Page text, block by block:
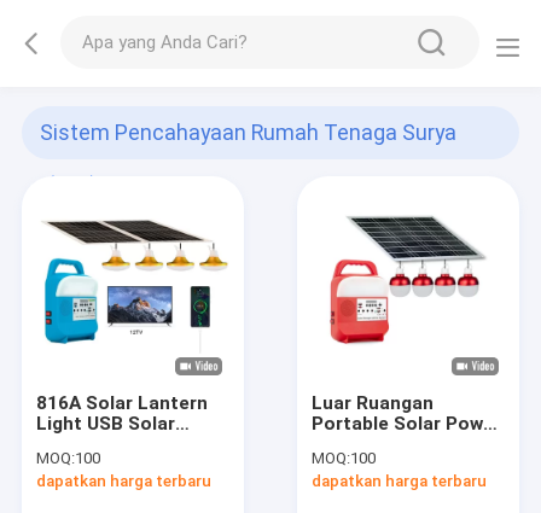
Sistem Pencahayaan Rumah Tenaga Surya
816A Solar Lantern
Light USB Solar
Lampu Outdoor
Malam LED Bohlam
MOQ:100
dapatkan harga terbaru
Luar Ruangan
Portable Solar Power
Station Isi Ulang
Camping Solar Flash
MOQ:100
dapatkan harga terbaru